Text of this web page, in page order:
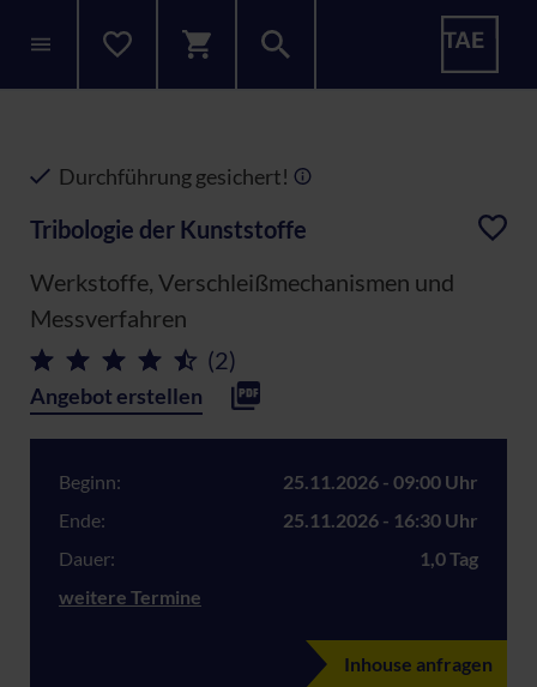
Durchführung gesichert!
Tribologie der Kunststoffe
Werkstoffe, Verschleißmechanismen und
Messverfahren
(2)
Angebot erstellen
Beginn:
25.11.2026 - 09:00 Uhr
Ende:
25.11.2026 - 16:30 Uhr
Dauer:
1,0 Tag
weitere Termine
Inhouse anfragen